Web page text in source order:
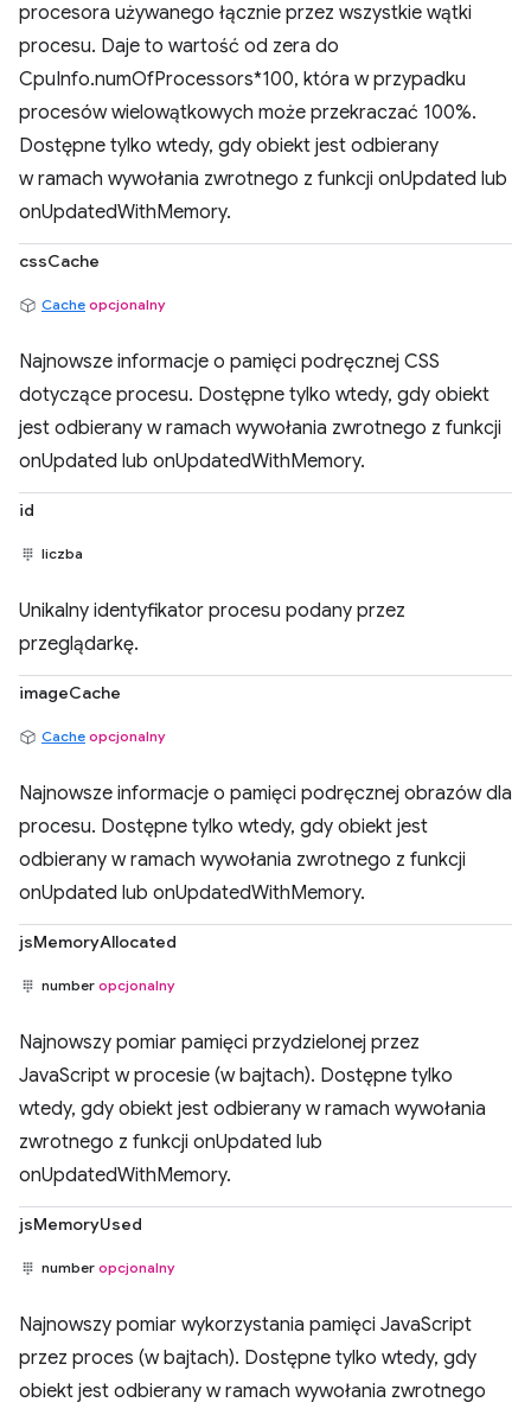
procesora używanego łącznie przez wszystkie wątki
procesu. Daje to wartość od zera do
CpuInfo.numOfProcessors*100, która w przypadku
procesów wielowątkowych może przekraczać 100%.
Dostępne tylko wtedy, gdy obiekt jest odbierany
w ramach wywołania zwrotnego z funkcji onUpdated lub
onUpdatedWithMemory.
cssCache
Cache opcjonalny
Najnowsze informacje o pamięci podręcznej CSS
dotyczące procesu. Dostępne tylko wtedy, gdy obiekt
jest odbierany w ramach wywołania zwrotnego z funkcji
onUpdated lub onUpdatedWithMemory.
id
liczba
Unikalny identyfikator procesu podany przez
przeglądarkę.
imageCache
Cache opcjonalny
Najnowsze informacje o pamięci podręcznej obrazów dla
procesu. Dostępne tylko wtedy, gdy obiekt jest
odbierany w ramach wywołania zwrotnego z funkcji
onUpdated lub onUpdatedWithMemory.
jsMemoryAllocated
number opcjonalny
Najnowszy pomiar pamięci przydzielonej przez
JavaScript w procesie (w bajtach). Dostępne tylko
wtedy, gdy obiekt jest odbierany w ramach wywołania
zwrotnego z funkcji onUpdated lub
onUpdatedWithMemory.
jsMemoryUsed
number opcjonalny
Najnowszy pomiar wykorzystania pamięci JavaScript
przez proces (w bajtach). Dostępne tylko wtedy, gdy
obiekt jest odbierany w ramach wywołania zwrotnego